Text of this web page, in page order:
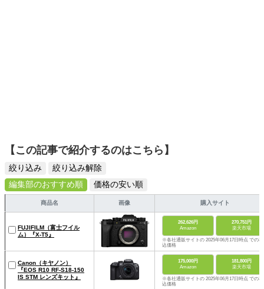
【この記事で紹介するのはこちら】
絞り込み
絞り込み解除
編集部のおすすめ順
価格の安い順
商品名 画像 購入サイト
FUJIFILM（富士フイル
ム）『X-T5』
262,626円
Amazon
270,751円
楽天市場
※各社通販サイトの 2025年06月17日時点 での税
込価格
Canon（キヤノン）
『EOS R10 RF-S18-150
IS STM レンズキット』
175,000円
Amazon
181,800円
楽天市場
※各社通販サイトの 2025年06月17日時点 での税
込価格